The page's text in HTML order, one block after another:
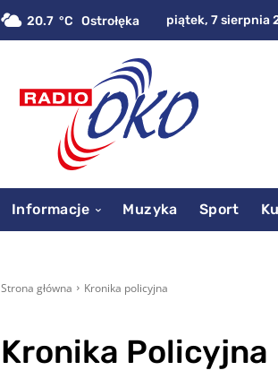
20.7 C Ostrołęka piątek, 7 sierpnia
Informacje Muzyka Sport
Strona główna Kronika policyjna
Kronika Policyjna